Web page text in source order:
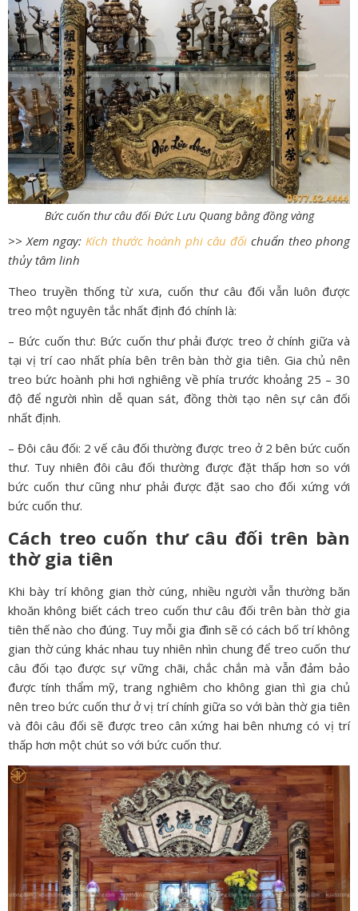
Bức cuốn thư câu đối Đức Lưu Quang bằng đồng vàng
>> Xem ngay: Kích thước hoành phi câu đối chuẩn theo phong
thủy tâm linh
Theo truyền thống từ xưa, cuốn thư câu đối vẫn luôn được
treo một nguyên tắc nhất định đó chính là:
– Bức cuốn thư: Bức cuốn thư phải được treo ở chính giữa và
tại vị trí cao nhất phía bên trên bàn thờ gia tiên. Gia chủ nên
treo bức hoành phi hơi nghiêng về phía trước khoảng 25 – 30
độ để người nhìn dễ quan sát, đồng thời tạo nên sự cân đối
nhất định.
– Đôi câu đối: 2 vế câu đối thường được treo ở 2 bên bức cuốn
thư. Tuy nhiên đôi câu đối thường được đặt thấp hơn so với
bức cuốn thư cũng như phải được đặt sao cho đối xứng với
bức cuốn thư.
Cách treo cuốn thư câu đối trên bàn
thờ gia tiên
Khi bày trí không gian thờ cúng, nhiều người vẫn thường băn
khoăn không biết cách treo cuốn thư câu đối trên bàn thờ gia
tiên thế nào cho đúng. Tuy mỗi gia đình sẽ có cách bố trí không
gian thờ cúng khác nhau tuy nhiên nhìn chung để treo cuốn thư
câu đối tạo được sự vững chãi, chắc chắn mà vẫn đảm bảo
được tính thẩm mỹ, trang nghiêm cho không gian thì gia chủ
nên treo bức cuốn thư ở vị trí chính giữa so với bàn thờ gia tiên
và đôi câu đối sẽ được treo cân xứng hai bên nhưng có vị trí
thấp hơn một chút so với bức cuốn thư.